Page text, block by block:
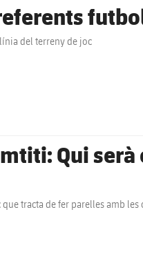
del terreny de joc
Qui serà
tracta de fer parelles amb les